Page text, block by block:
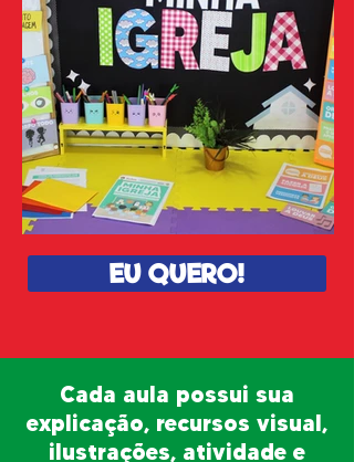
EU QUERO!
Cada aula possui sua
explicação, recursos visual,
ilustrações, atividade e